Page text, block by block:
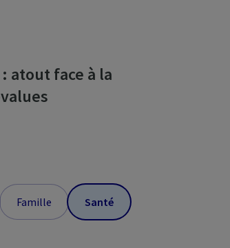
atout face à la
Famille Santé